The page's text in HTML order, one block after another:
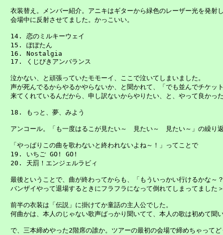
衣装替え。メンバー紹介。アニキはギターから緑色のレーザー光を発射
会場中に反射させてました。かっこいい。
14. 恋のミルキーウェイ
15. ぽぽたん
16. Nostalgia
17. くじびきアンバランス
泣かない、と頑張っていたモモーイ、ここで泣いてしまいました。
声が死んでるからやるかやらないか、と聞かれて、「でも並んでチケッ
来てくれているんだから、申し訳ないからやりたい、と、やって良かっ
18. もっと、夢、みよう
アンコール。「も一度はるこが見たい～　見たい～　見たい～」の繰り
「やっぱりこの曲を歌わないと終われないよね～！」ってことで
19. いちご GO! GO!
20. 天罰！エンジェルラビィ
最後ということで、曲が終わってからも、「もういっかい行けるかな～
バンザイやって退場するときにフラフラになって倒れてしまってました
前半の衣装は「伝説」に掛けてか童話の主人公でした。
何曲かは、本人のじゃない歌声ばっかり聞いてて、本人の歌は初めて
で、三本締めやった2階席の誰か。ツアーの最初の会場で締めちゃってど